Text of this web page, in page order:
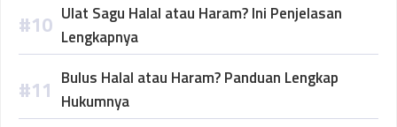
Ulat Sagu Halal atau Haram? Ini Penjelasan
Lengkapnya
Bulus Halal atau Haram? Panduan Lengkap
Hukumnya